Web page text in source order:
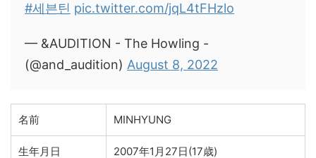
#세븐틴 pic.twitter.com/jqL4tFHzlo
— &AUDITION - The Howling -
(@and_audition) August 8, 2022
名前 MINHYUNG
生年月日 2007年1月27日(17歳)